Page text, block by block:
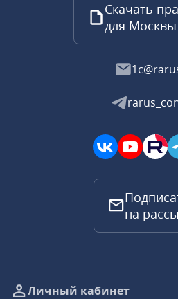
Скачать
для Москвы
на
Личный кабинет